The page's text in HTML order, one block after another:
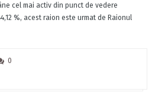
cel mai activ din punct de vedere
%, acest raion este urmat de Raionul
0